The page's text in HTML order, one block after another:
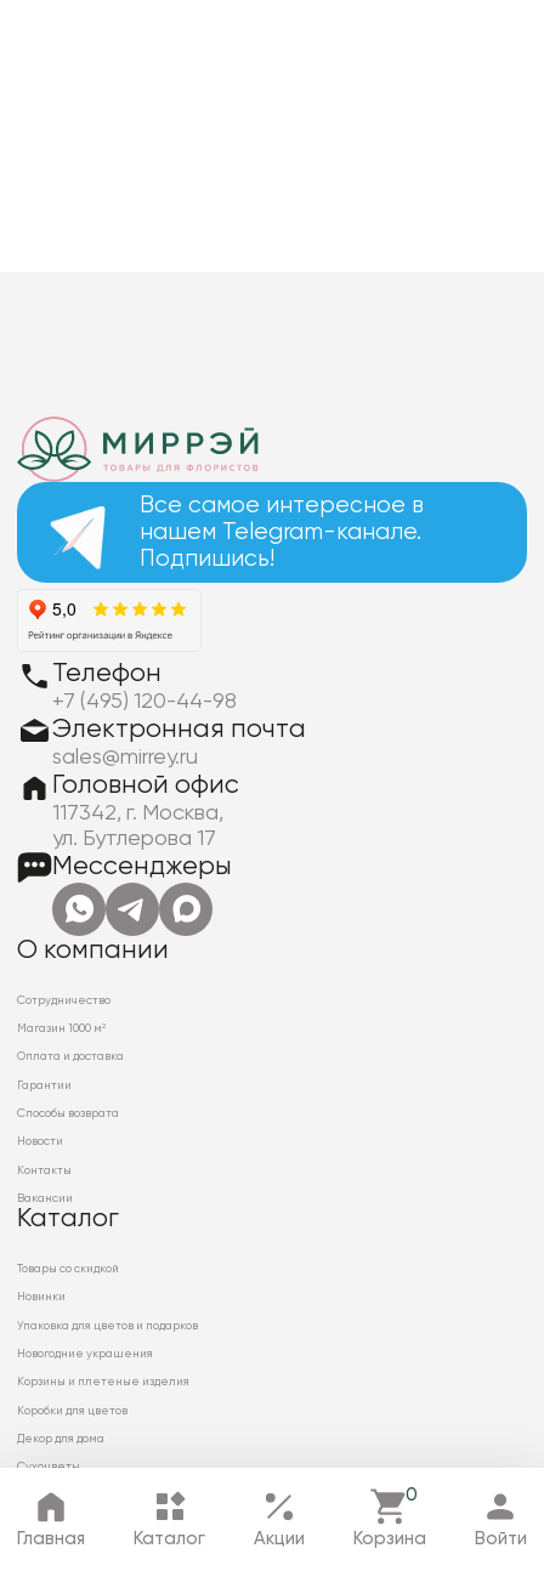
Главная Каталог Акции
0
Корзина Войти
Все самое интересное в
нашем Telegram-канале.
Подпишись!
Телефон
+7 (495) 120-44-98
Электронная почта
sales@mirrey.ru
Головной офис
117342, г. Москва,
ул. Бутлерова 17
Мессенджеры
О компании
Сотрудничество
Магазин 1000 м²
Оплата и доставка
Гарантии
Способы возврата
Новости
Контакты
Вакансии
Каталог
Товары со скидкой
Новинки
Упаковка для цветов и подарков
Новогодние украшения
Корзины и плетеные изделия
Коробки для цветов
Декор для дома
Сухоцветы
© 2026 ООО «МИРРЭЙ»